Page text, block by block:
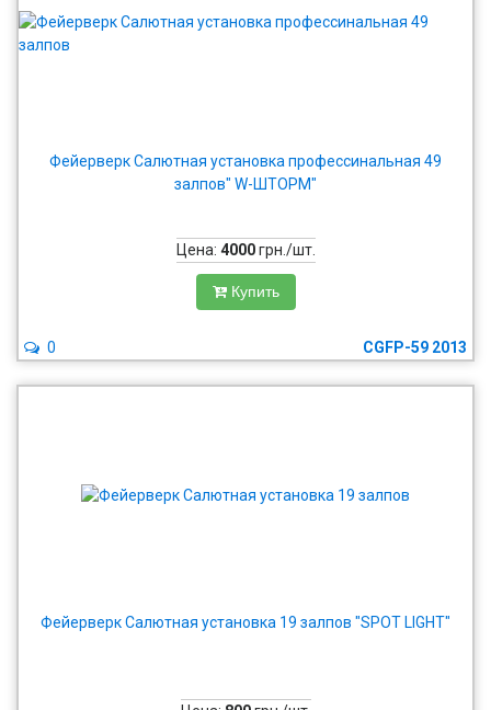
Фейерверк Салютная установка профессинальная 49
залпов" W-ШТОРМ"
Цена: 4000грн./шт.
Купить
CGFP-59 2013
0
Фейерверк Салютная установка 19 залпов "SPOT LIGHT"